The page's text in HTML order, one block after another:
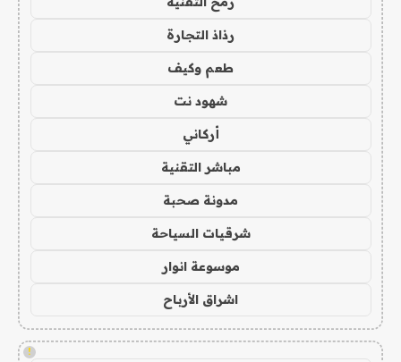
رذاذ التجارة
طعم وكيف
شهود نت
أركاني
مباشر التقنية
مدونة صحبة
شرقيات السياحة
موسوعة انوار
اشراق الأرباح
!